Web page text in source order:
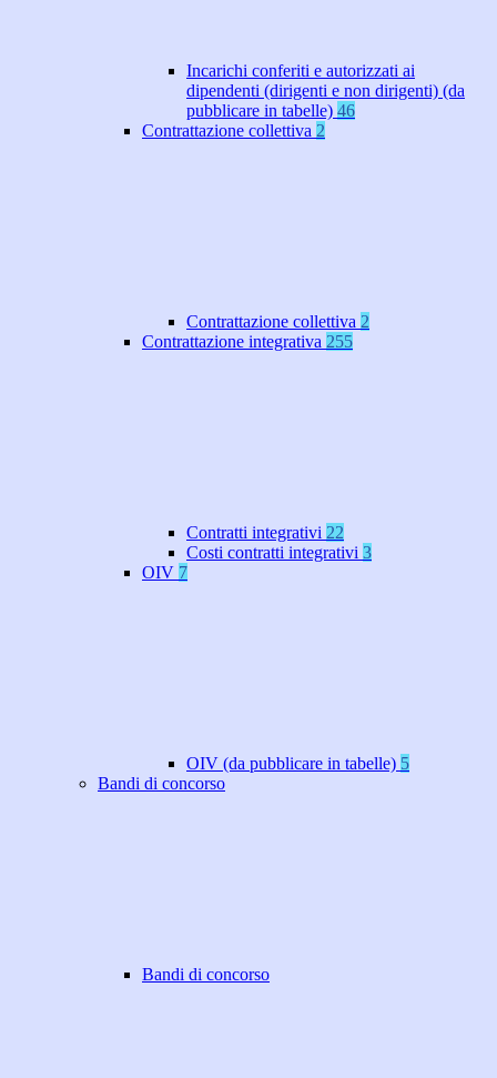
Incarichi conferiti e autorizzati ai
dipendenti (dirigenti e non dirigenti) (da
pubblicare in tabelle) 46
Contrattazione collettiva 2
Contrattazione collettiva 2
Contrattazione integrativa 255
Contratti integrativi 22
Costi contratti integrativi 3
OIV 7
OIV (da pubblicare in tabelle) 5
Bandi di concorso
Bandi di concorso